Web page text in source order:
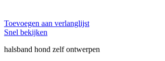
Toevoegen aan verlanglijst
Snel bekijken
halsband hond zelf ontwerpen